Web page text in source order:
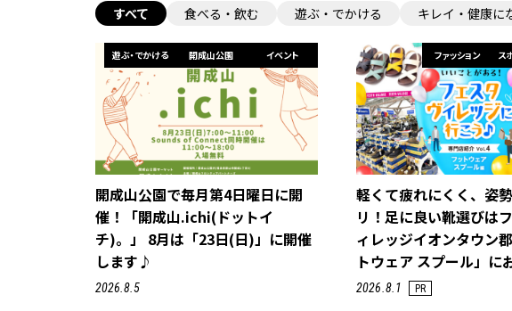
すべて 食べる・飲む 遊ぶ・でかける キレイ・健康に
遊ぶ・でかける 開成山公園 イベント
開成山公園で毎月第4日曜日に開
催！「開成山.ichi(ドットイ
チ)。」 8月は「23日(日)」に開催
します♪
2026.8.5
ファッション ス
軽くて疲れにくく、姿
リ！足に良い靴選びは
ィレッジイオンタウン
トウェア スプール」に
2026.8.1 PR